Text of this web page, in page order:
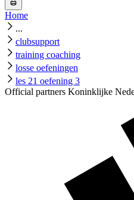
Home
...
clubsupport
training coaching
losse oefeningen
les 21 oefening 3
Official partners Koninklijke